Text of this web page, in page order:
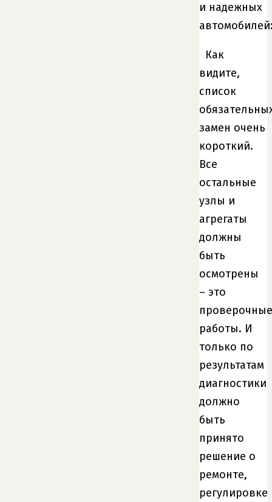
и надежных
Как
видите,
список
замен очень
короткий.
Все
остальные
узлы и
агрегаты
должны
быть
осмотрены
– это
проверочные
работы. И
только по
результатам
диагностики
должно
быть
принято
решение о
ремонте,
регулировке